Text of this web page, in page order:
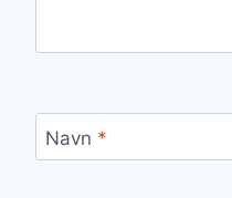
Navn *